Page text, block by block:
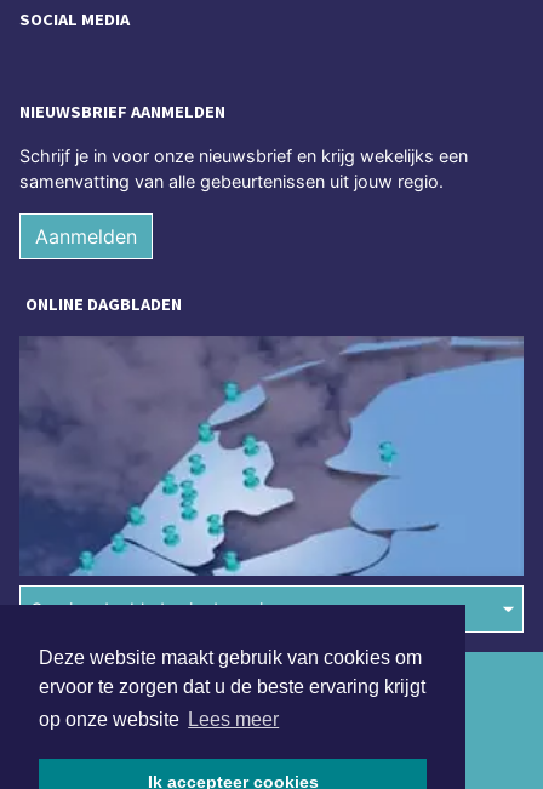
Deze website maakt gebruik van cookies om
ervoor te zorgen dat u de beste ervaring krijgt
op onze website Lees meer
Ik accepteer cookies
SOCIAL MEDIA
NIEUWSBRIEF AANMELDEN
Schrijf je in voor onze nieuwsbrief en krijg wekelijks een
samenvatting van alle gebeurtenissen uit jouw regio.
Aanmelden
ONLINE DAGBLADEN
Overige dagbladen in de regio
Algemene voorwaarden
Disclaimer